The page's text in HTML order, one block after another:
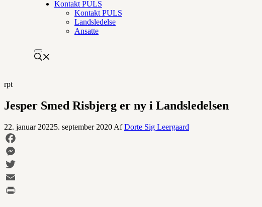
Kontakt PULS
Kontakt PULS
Landsledelse
Ansatte
rpt
Jesper Smed Risbjerg er ny i Landsledelsen
22. januar 20225. september 2020 AfDorte Sig Leergaard
Facebook
Messenger
Twitter
Email